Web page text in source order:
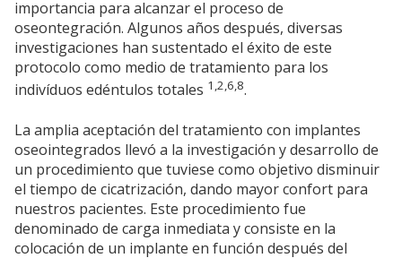
importancia para alcanzar el proceso de
oseontegración. Algunos años después, diversas
investigaciones han sustentado el éxito de este
protocolo como medio de tratamiento para los
indivíduos edéntulos totales 1,2,6,8.
La amplia aceptación del tratamiento con implantes
oseointegrados llevó a la investigación y desarrollo de
un procedimiento que tuviese como objetivo disminuir
el tiempo de cicatrización, dando mayor confort para
nuestros pacientes. Este procedimiento fue
denominado de carga inmediata y consiste en la
colocación de un implante en función después del